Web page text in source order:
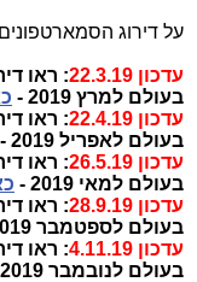
על דירוג הסמארטפונים בנובמבר
עדכון 22.3.19
: ראו
בעולם למרץ 2019 -
עדכון 22.4.19
: ראו
בעולם לאפריל 2019 -
עדכון 26.5.19
: ראו
בעולם למאי 2019 -
עדכון 28.9.19
: ראו
בעולם לספטמבר 2019 -
עדכון 4.11.19
: ראו
בעולם לנובמבר 2019 -